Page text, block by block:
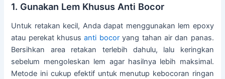
1. Gunakan Lem Khusus Anti Bocor
Untuk retakan kecil, Anda dapat menggunakan lem epoxy
atau perekat khususanti bocoryang tahan air dan panas.
Bersihkan area retakan terlebih dahulu, lalu keringkan
sebelum mengoleskan lem agar hasilnya lebih maksimal.
Metode ini cukup efektif untuk menutup kebocoran ringan